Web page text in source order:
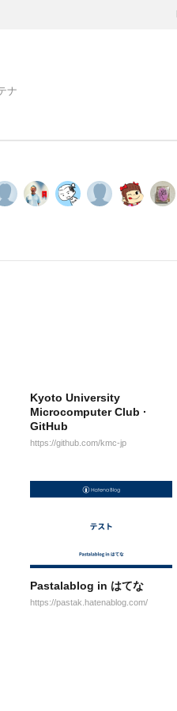
ナ
Kyoto University
Microcomputer Club ·
GitHub
https://github.com/kmc-jp
Pastalablog in はてな
https://pastak.hatenablog.com/